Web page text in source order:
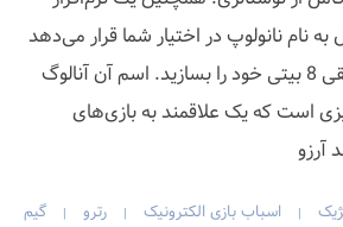
نام نانولوپ در اختیار شما قرار می‌دهد
که با آن می‌توانید موسیقی 8 بیتی خود را بسازید. اسم آن آنالوگ
است که یک علاقمند به بازی‌های
آرزو
| اسباب بازی الکترونیک | رترو | گیم‎‌